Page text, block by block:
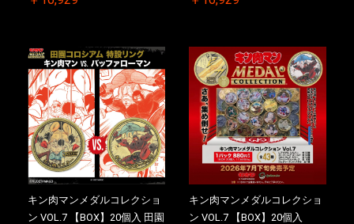
一斉出荷予定
斉出荷予定
キン肉マンメダルコレクショ
ン VOL.7 【BOX】20個入 田園
キン肉マンメダルコレクショ
ン VOL.7 【BOX】20個入